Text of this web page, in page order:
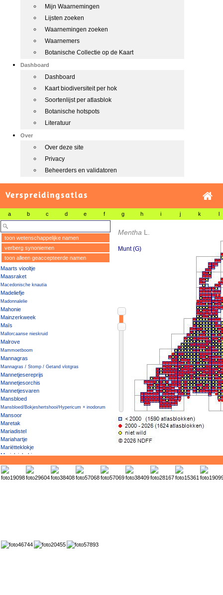
Mijn Waarnemingen
Lijsten zoeken
Waarnemingen zoeken
Waarnemers
Botanische Collectie op de Kaart
Dashboard
Dashboard
Kaart biodiversiteit per hok
Soortenlijst per atlasblok
Botanische hotspots
Literatuur
Over
Over deze site
Privacy
Beheerders en validatoren
Verspreidingsatlas
a b c d e f g h i j k l
toon wetenschappelijke namen
verberg synoniemen
toon alleen geaccepteerde namen
Maarts viooltje
Maasraket
Macedonische knautia
Madeliefje
Madonnalelie
Mahonie
Mainzerkweek
Maïs
Mallorcaanse nieskruid
Malrove
Mammoetboom
Mannagras
Mannagras / Stomp / Getand vlotgras
Mannetjesereprijs
Mannetjesorchis
Mannetjesvaren
Mansbloed
Mansbloed/Bokjeshertshooi/Hypericum × inodorum
Mansoor
Maretak
Mariadistel
Mariahartje
Mariëtteklokje
Marjoleinbekje
Marrokkaanse margriet
Matte haarbraam
Mattenbies
Melganzenvoet
Mentha L.
Munt (G)